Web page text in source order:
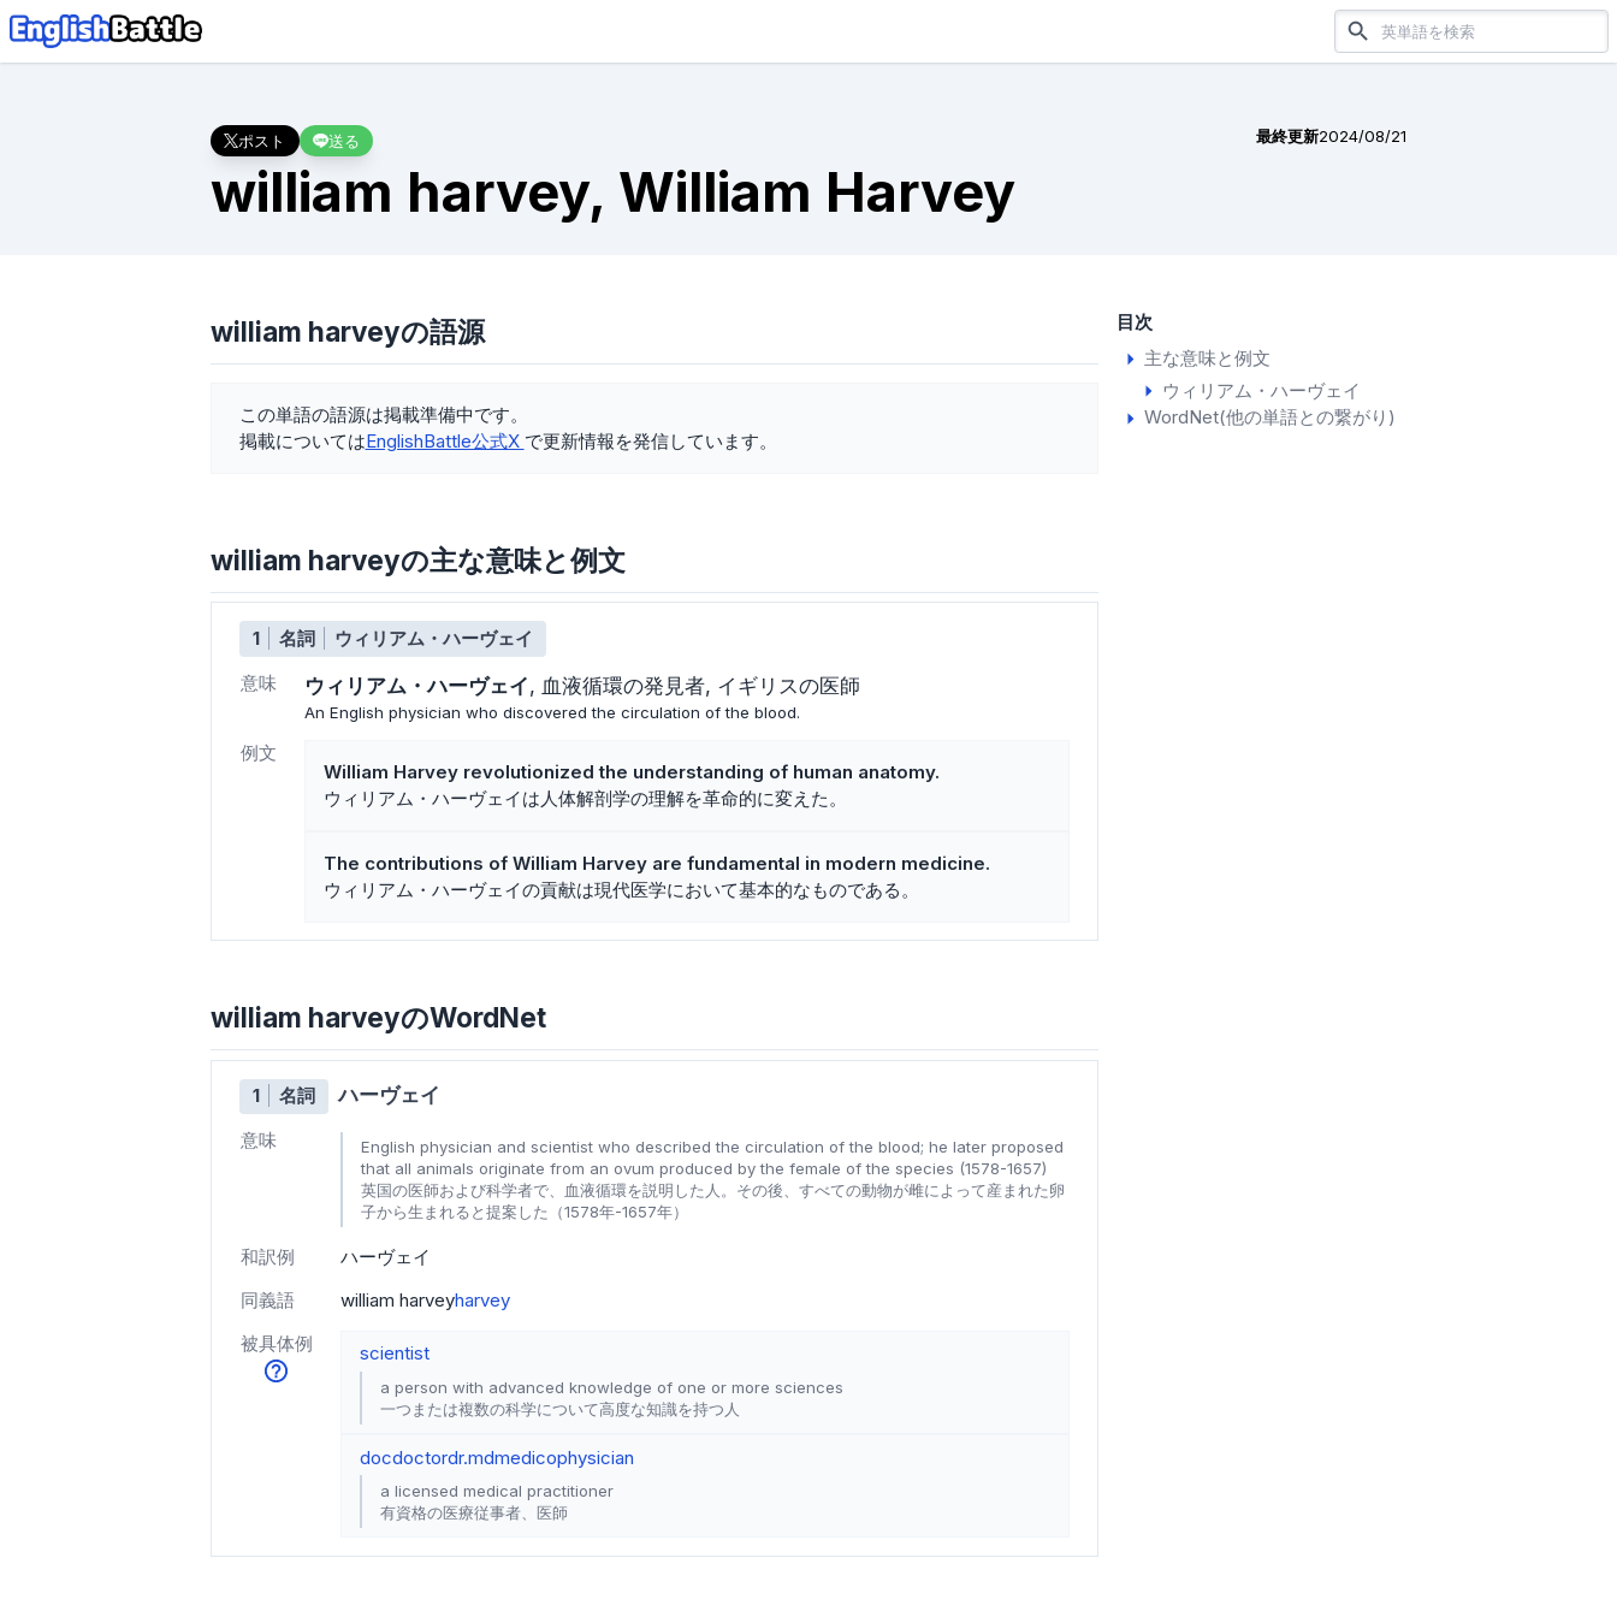
ポスト 送る 最終更新2024/08/21
william harvey, William Harvey
目次
主な意味と例文
ウィリアム・ハーヴェイ
WordNet(他の単語との繋がり)
william harveyの語源
この単語の語源は掲載準備中です。
掲載についてはEnglishBattle公式X で更新情報を発信しています。
william harveyの主な意味と例文
1 名詞
ウィリアム・ハーヴェイ
意味
ウィリアム・ハーヴェイ 血液循環の発見者 イギリスの医師
An English physician who discovered the circulation of the blood.
例文
William Harvey revolutionized the understanding of human anatomy.
ウィリアム・ハーヴェイは人体解剖学の理解を革命的に変えた。
The contributions of William Harvey are fundamental in modern medicine.
ウィリアム・ハーヴェイの貢献は現代医学において基本的なものである。
william harveyのWordNet
1 名詞 ハーヴェイ
意味
English physician and scientist who described the circulation of the blood; he later proposed
that all animals originate from an ovum produced by the female of the species (1578-1657)
英国の医師および科学者で、血液循環を説明した人。その後、すべての動物が雌によって産まれた卵
子から生まれると提案した（1578年-1657年）
和訳例
ハーヴェイ
同義語
william harveyharvey
被具体例
scientist
a person with advanced knowledge of one or more sciences
一つまたは複数の科学について高度な知識を持つ人
docdoctordr.mdmedicophysician
a licensed medical practitioner
有資格の医療従事者、医師